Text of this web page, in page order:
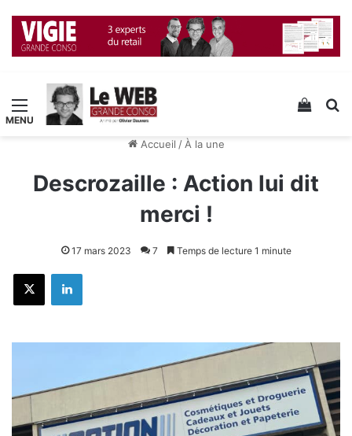
Menu Voir
Accueil / À la une
Descrozaille : Action lui dit
merci !
17 mars 2023 7 Temps de lecture 1 minute
X Linkedin